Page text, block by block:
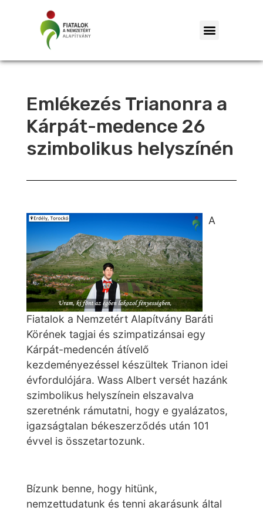
Emlékezés Trianonra a
Kárpát-medence 26
szimbolikus helyszínén
A
Fiatalok a Nemzetért Alapítvány Baráti
Körének tagjai és szimpatizánsai egy
Kárpát-medencén átívelő
kezdeményezéssel készültek Trianon idei
évfordulójára. Wass Albert versét hazánk
szimbolikus helyszínein elszavalva
szeretnénk rámutatni, hogy e gyalázatos,
igazságtalan békeszerződés után 101
évvel is összetartozunk.
Bízunk benne, hogy hitünk,
nemzettudatunk és tenni akarásunk által